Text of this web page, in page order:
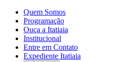
Quem Somos
Programação
Ouça a Itatiaia
Institucional
Entre em Contato
Expediente Itatiaia